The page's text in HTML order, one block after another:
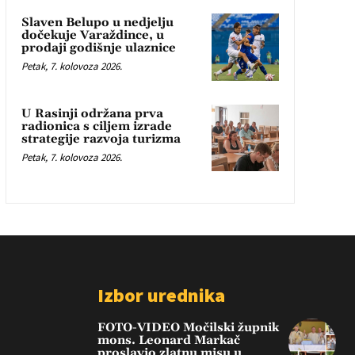
Slaven Belupo u nedjelju
dočekuje Varaždince, u
prodaji godišnje ulaznice
Petak, 7. kolovoza 2026.
U Rasinji održana prva
radionica s ciljem izrade
strategije razvoja turizma
Petak, 7. kolovoza 2026.
Izbor urednika
FOTO-VIDEO Močilski župnik
mons. Leonard Markač